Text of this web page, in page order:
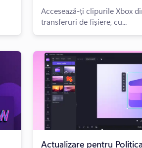
Accesează-ți clipurile Xbox
transferuri de fișiere, cu...
Actualizare pentru